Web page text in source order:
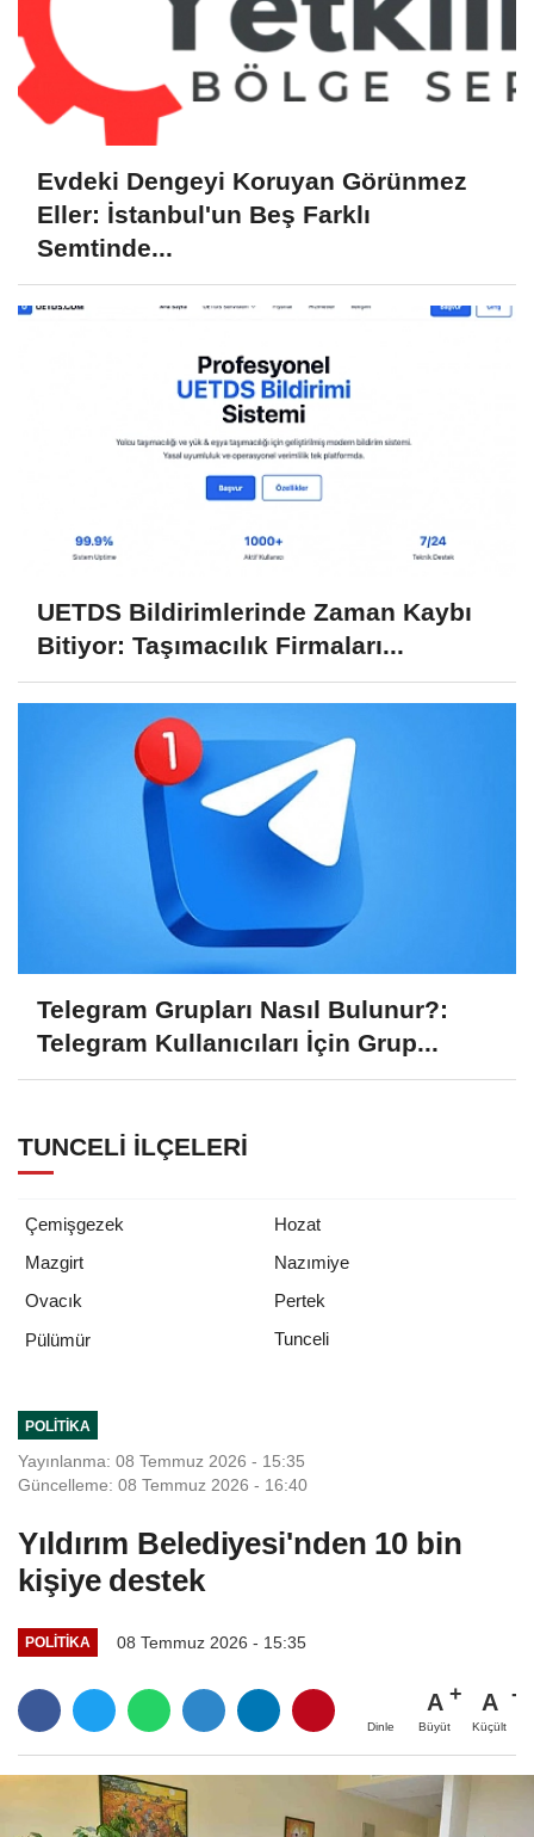
Evdeki Dengeyi Koruyan Görünmez
Eller: İstanbul'un Beş Farklı
Semtinde...
UETDS Bildirimlerinde Zaman Kaybı
Bitiyor: Taşımacılık Firmaları...
Telegram Grupları Nasıl Bulunur?:
Telegram Kullanıcıları İçin Grup...
TUNCELI İLÇELERI
Çemişgezek
Hozat
Mazgirt
Nazımiye
Ovacık
Pertek
Pülümür
Tunceli
POLITIKA
Yayınlanma: 08 Temmuz 2026 - 15:35
Güncelleme: 08 Temmuz 2026 - 16:40
Yıldırım Belediyesi'nden 10 bin
kişiye destek
POLITIKA 08 Temmuz 2026 - 15:35
Dinle
A
Büyüt
A
Küçült